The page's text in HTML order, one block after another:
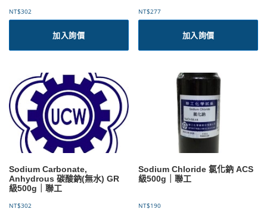
NT$302
加入詢價
NT$277
加入詢價
Sodium Carbonate,
Anhydrous 碳酸鈉(無水) GR
級500g｜聯工
NT$302
Sodium Chloride 氯化鈉 ACS
級500g｜聯工
NT$190